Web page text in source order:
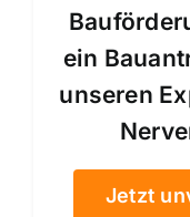
ein
unseren
Jetzt